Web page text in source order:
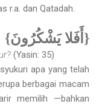
r.a. dan Qatadah.
{أَفَلا يَشْكُرُونَ}
(Yasin: 35)
apa yang telah
berbagai macam
memilih —bahkan